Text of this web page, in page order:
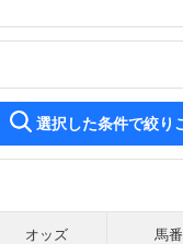
選択した条件で絞り
オッズ 馬番